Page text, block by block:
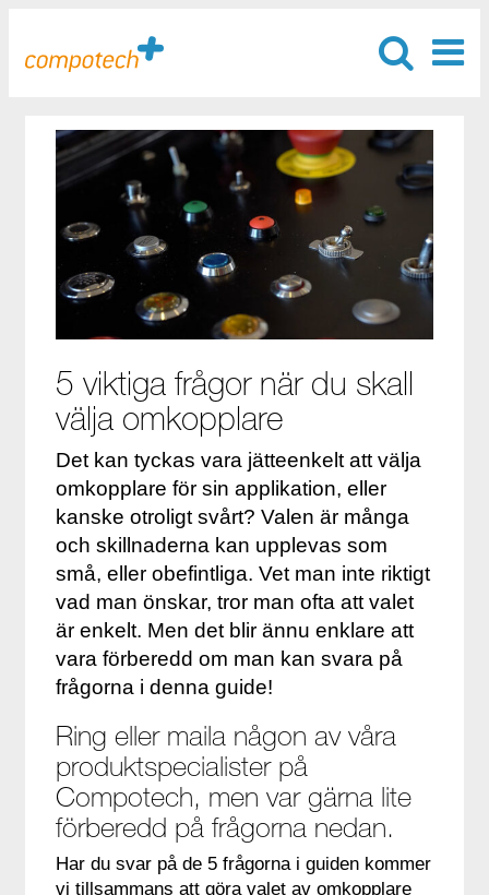
5 viktiga frågor när du skall
välja omkopplare
Det kan tyckas vara jätteenkelt att välja
omkopplare för sin applikation, eller
kanske otroligt svårt? Valen är många
och skillnaderna kan upplevas som
små, eller obefintliga. Vet man inte riktigt
vad man önskar, tror man ofta att valet
är enkelt. Men det blir ännu enklare att
vara förberedd om man kan svara på
frågorna i denna guide!
Ring eller maila någon av våra
produktspecialister på
Compotech, men var gärna lite
förberedd på frågorna nedan.
Har du svar på de 5 frågorna i guiden kommer
vi tillsammans att göra valet av omkopplare